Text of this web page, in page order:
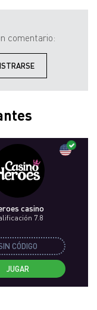
comentario:
casino
7.8
CÓDIGO
JUGAR